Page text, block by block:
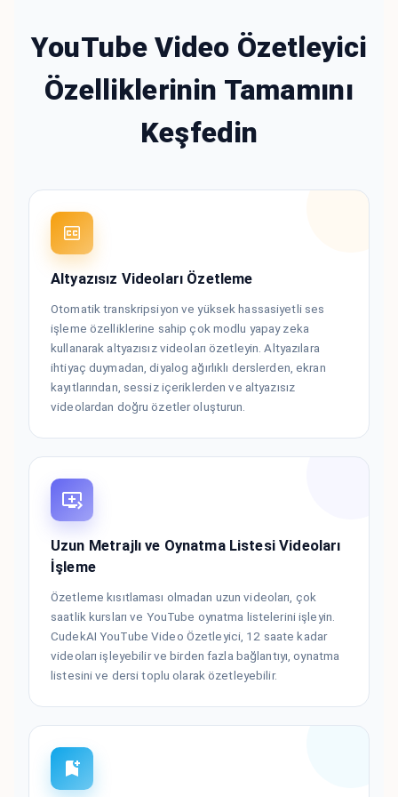
YouTube Video Özetleyici
Özelliklerinin Tamamını
Keşfedin
Altyazısız Videoları Özetleme
Otomatik transkripsiyon ve yüksek hassasiyetli ses
işleme özelliklerine sahip çok modlu yapay zeka
kullanarak altyazısız videoları özetleyin. Altyazılara
ihtiyaç duymadan, diyalog ağırlıklı derslerden, ekran
kayıtlarından, sessiz içeriklerden ve altyazısız
videolardan doğru özetler oluşturun.
Uzun Metrajlı ve Oynatma Listesi Videoları
İşleme
Özetleme kısıtlaması olmadan uzun videoları, çok
saatlik kursları ve YouTube oynatma listelerini işleyin.
CudekAI YouTube Video Özetleyici, 12 saate kadar
videoları işleyebilir ve birden fazla bağlantıyı, oynatma
listesini ve dersi toplu olarak özetleyebilir.